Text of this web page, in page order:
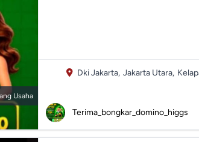
Usaha
Dki Jakarta, Jakarta Utara,
Terima_bongkar_domino_higgs